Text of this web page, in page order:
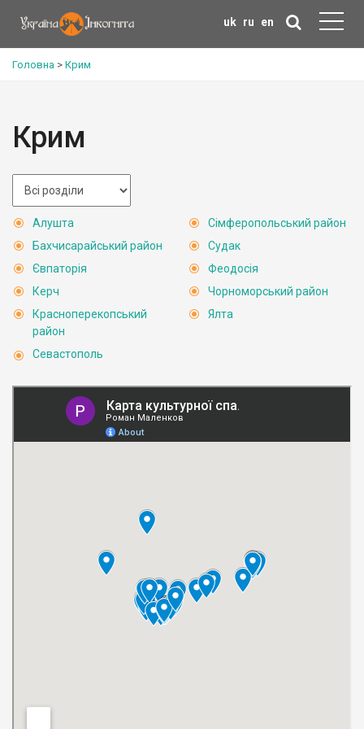
uk ru en
Головна > Крим
Крим
Алушта
Бахчисарайський район
Євпаторія
Керч
Красноперекопський
район
Севастополь
Сімферопольський район
Судак
Феодосія
Чорноморський район
Ялта